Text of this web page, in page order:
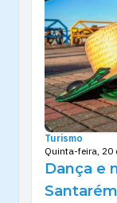
Turismo
Quinta-feira, 20
Dança e